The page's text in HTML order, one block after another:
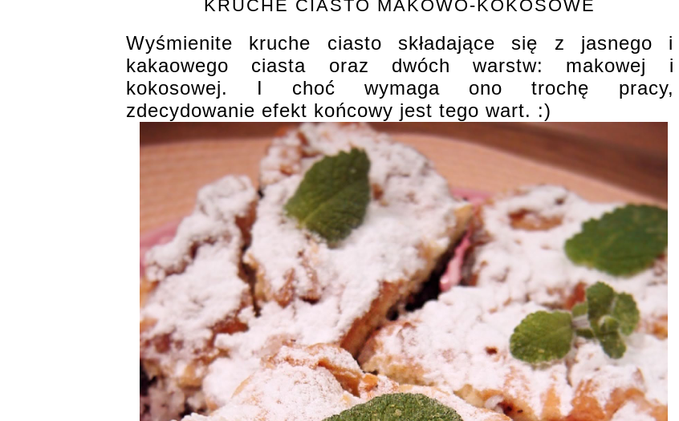
KRUCHE CIASTO MAKOWO-KOKOSOWE
Wyśmienite kruche ciasto składające się z jasnego i
kakaowego ciasta oraz dwóch warstw: makowej i
kokosowej. I choć wymaga ono trochę pracy,
zdecydowanie efekt końcowy jest tego wart. :)